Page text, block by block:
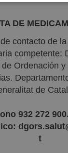
DE
contacto de
competente:
Ordenación
de
932 272
t